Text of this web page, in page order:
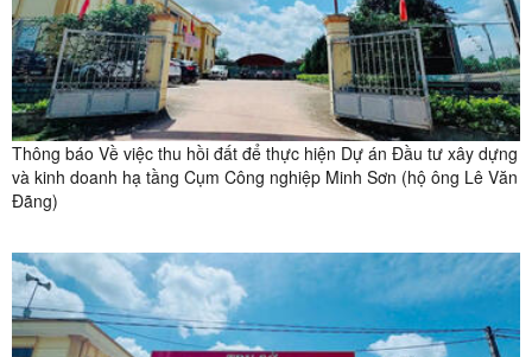
Thông báo Về việc thu hồi đất để thực hiện Dự án Đầu tư xây dựng
và kinh doanh hạ tầng Cụm Công nghiệp Minh Sơn (hộ ông Lê Văn
Đãng)